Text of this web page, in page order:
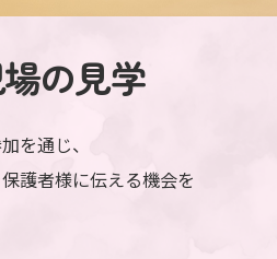
の見学
を通じ、
護者様に伝える機会を